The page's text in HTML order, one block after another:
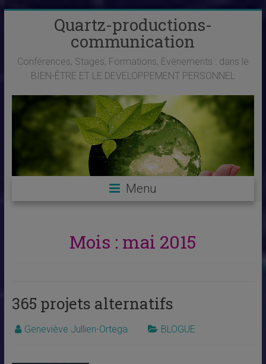
Quartz-productions-
communication
Conférences, Stages, Formations, Evènements : dans le
BIEN-ÊTRE ET LE DEVELOPPEMENT PERSONNEL
Menu
Mois : mai 2015
365 projets alternatifs
Geneviève Jullien-Ortega BLOGUE